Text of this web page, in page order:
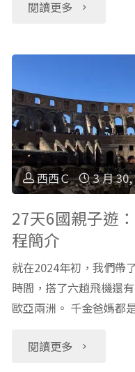
親
身
經
耳
其
閱讀更多
"27
國
親
子
遊：
達
佩
斯
西西Ｃ 3 月
27天6國親子遊
程簡介
就在2024年初，我們帶
時間，搭了六趟飛機還
歐亞兩洲。 千金爸媽都
閱讀更多
"27